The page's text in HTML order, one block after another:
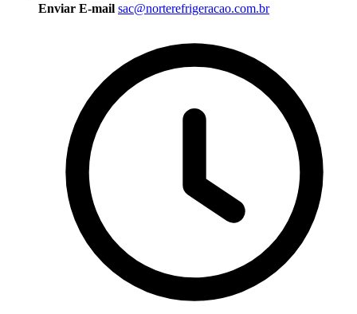
Enviar E-mail sac@norterefrigeracao.com.br